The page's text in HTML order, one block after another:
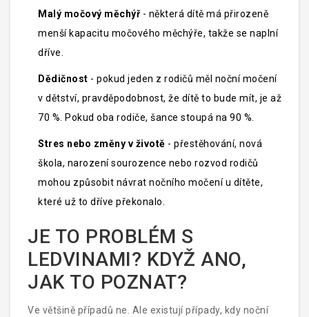
Malý močový měchýř- některá dítě má přirozeně
menší kapacitu močového měchýře, takže se naplní
dříve.
Dědičnost - pokud jeden z rodičů měl noční močení
v dětství, pravděpodobnost, že dítě to bude mít, je až
70 %. Pokud oba rodiče, šance stoupá na 90 %.
Stres nebo změny v životě - přestěhování, nová
škola, narození sourozence nebo rozvod rodičů
mohou způsobit návrat nočního močení u dítěte,
které už to dříve překonalo.
JE TO PROBLÉM S
LEDVINAMI? KDYŽ ANO,
JAK TO POZNAT?
Ve většině případů ne. Ale existují případy, kdy noční